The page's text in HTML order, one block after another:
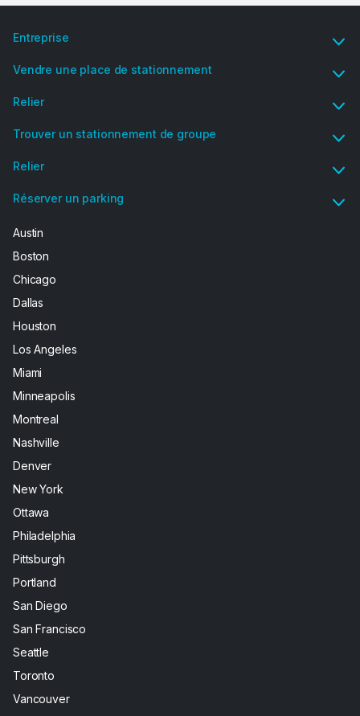
Entreprise
Vendre une place de stationnement
Relier
Trouver un stationnement de groupe
Relier
Réserver un parking
Austin
Boston
Chicago
Dallas
Houston
Los Angeles
Miami
Minneapolis
Montreal
Nashville
Denver
New York
Ottawa
Philadelphia
Pittsburgh
Portland
San Diego
San Francisco
Seattle
Toronto
Vancouver